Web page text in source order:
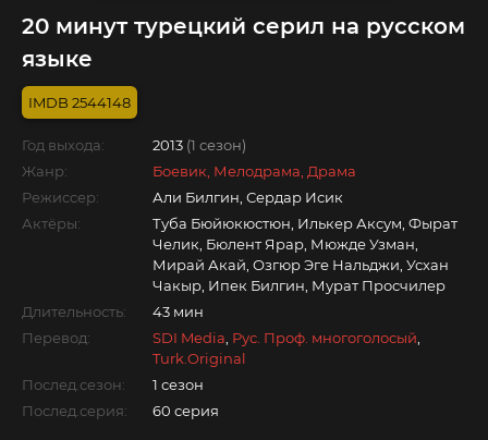
20 минут турецкий серил на русском
языке
2544148
Год выхода: 2013 (1 сезон)
Жанр:
Боевик, Мелодрама, Драма
Режиссер:
Али Билгин, Сердар Исик
Актёры:
Туба Бюйюкюстюн, Илькер Аксум, Фырат
Челик, Бюлент Ярар, Мюжде Узман,
Мирай Акай, Озгюр Эге Нальджи, Усхан
Чакыр, Ипек Билгин, Мурат Просчилер
Длительность:
43 мин
Перевод:
SDI Media Рус. Проф. многоголосый
Turk.Original
Послед.сезон:
1 сезон
Послед.серия:
60 серия